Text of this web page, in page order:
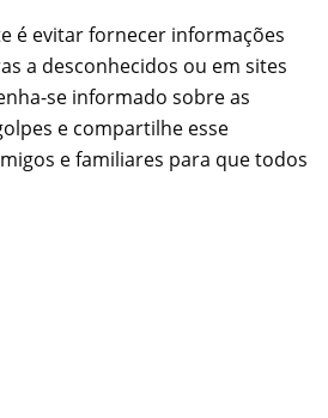
é evitar fornecer informações
a desconhecidos ou em sites
se informado sobre as
e compartilhe esse
e familiares para que todos